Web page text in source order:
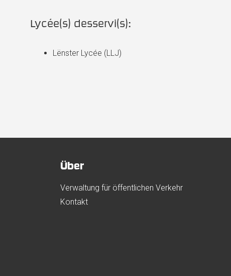
Lycée(s) desservi(s):
Lënster Lycée (LLJ)
Über
Verwaltung für öffentlichen Verkehr
Kontakt